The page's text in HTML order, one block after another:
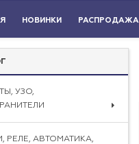
НОВИНКИ РАСПРОДАЖА
УЗО,
РЕЛЕ, АВТОМАТИКА,